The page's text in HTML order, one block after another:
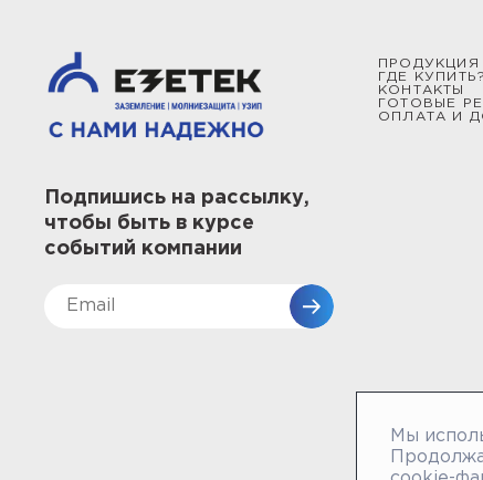
ПРОДУКЦИЯ
ГДЕ КУПИТЬ?
КОНТАКТЫ
ГОТОВЫЕ
ОПЛАТА И
Подпишись на рассылку,
чтобы быть в курсе
событий компании
Мы